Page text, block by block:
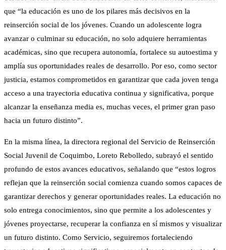
que “la educación es uno de los pilares más decisivos en la
reinserción social de los jóvenes. Cuando un adolescente logra
avanzar o culminar su educación, no solo adquiere herramientas
académicas, sino que recupera autonomía, fortalece su autoestima y
amplía sus oportunidades reales de desarrollo. Por eso, como sector
justicia, estamos comprometidos en garantizar que cada joven tenga
acceso a una trayectoria educativa continua y significativa, porque
alcanzar la enseñanza media es, muchas veces, el primer gran paso
hacia un futuro distinto”.
En la misma línea, la directora regional del Servicio de Reinserción
Social Juvenil de Coquimbo, Loreto Rebolledo, subrayó el sentido
profundo de estos avances educativos, señalando que “estos logros
reflejan que la reinserción social comienza cuando somos capaces de
garantizar derechos y generar oportunidades reales. La educación no
solo entrega conocimientos, sino que permite a los adolescentes y
jóvenes proyectarse, recuperar la confianza en sí mismos y visualizar
un futuro distinto. Como Servicio, seguiremos fortaleciendo